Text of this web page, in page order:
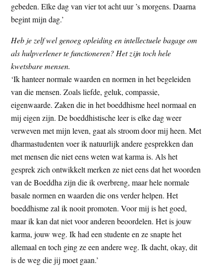
gebeden. Elke dag van vier tot acht uur ’s morgens. Daarna
begint mijn dag.’
Heb je zelf wel genoeg opleiding en intellectuele bagage om
als hulpverlener te functioneren? Het zijn toch hele
kwetsbare mensen.
‘Ik hanteer normale waarden en normen in het begeleiden
van die mensen. Zoals liefde, geluk, compassie,
eigenwaarde. Zaken die in het boeddhisme heel normaal en
mij eigen zijn. De boeddhistische leer is elke dag weer
verweven met mijn leven, gaat als stroom door mij heen. Met
dharmastudenten voer ik natuurlijk andere gesprekken dan
met mensen die niet eens weten wat karma is. Als het
gesprek zich ontwikkelt merken ze niet eens dat het woorden
van de Boeddha zijn die ik overbreng, maar hele normale
basale normen en waarden die ons verder helpen. Het
boeddhisme zal ik nooit promoten. Voor mij is het goed,
maar ik kan dat niet voor anderen beoordelen. Het is jouw
karma, jouw weg. Ik had een studente en ze snapte het
allemaal en toch ging ze een andere weg. Ik dacht, okay, dit
is de weg die jij moet gaan.’